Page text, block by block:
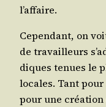
l’affaire.
Cepen­dant, on
de tra­vailleurs
diques tenues le
locales. Tant
pour une